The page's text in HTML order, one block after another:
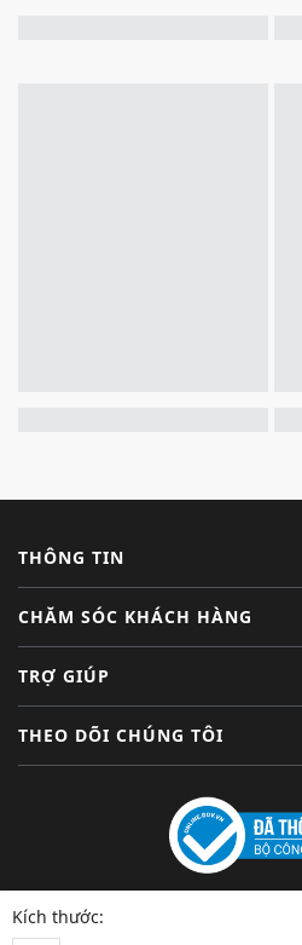
Kích thước:
THÔNG TIN
CHĂM SÓC KHÁCH HÀNG
TRỢ GIÚP
THEO DÕI CHÚNG TÔI